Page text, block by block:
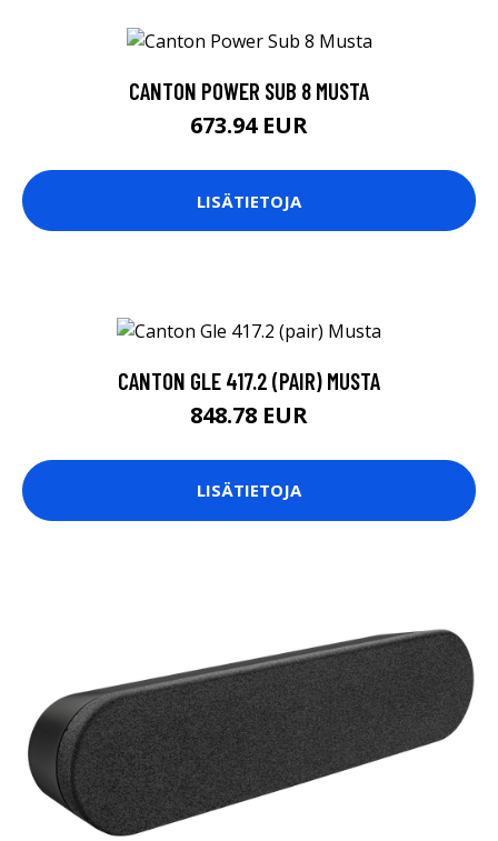
CANTON POWER SUB 8 MUSTA
673.94 EUR
LISÄTIETOJA
CANTON GLE 417.2 (PAIR) MUSTA
848.78 EUR
LISÄTIETOJA